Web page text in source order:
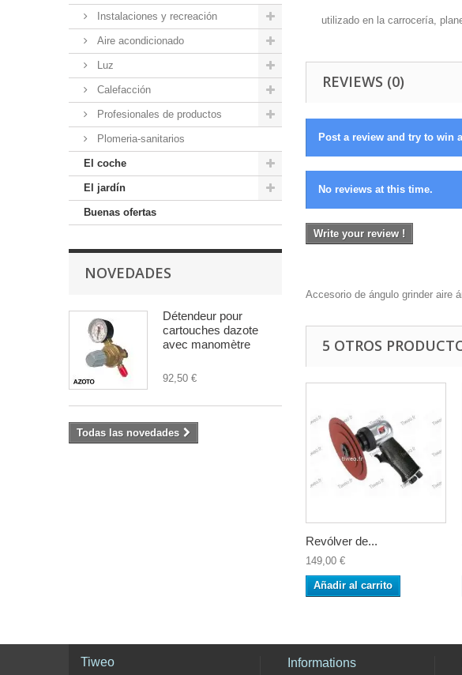
Instalaciones y recreación
Aire acondicionado
Luz
Calefacción
Profesionales de productos
Plomeria-sanitarios
El coche
El jardín
Buenas ofertas
NOVEDADES
Détendeur pour
cartouches dazote
avec manomètre
92,50 €
Todas las novedades
utilizado en la carrocería,
REVIEWS (0)
Post a review and try to win
No reviews at this time.
Write your review !
Accesorio de ángulo grinder aire
5 OTROS
Revólver de...
149,00 €
Añadir al carrito
Tiweo Informations